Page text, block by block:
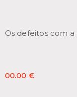
Os defeitos com
00.00 €